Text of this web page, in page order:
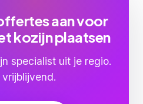
aan voor
kozijn plaatsen
specialist uit je regio.
vrijblijvend.